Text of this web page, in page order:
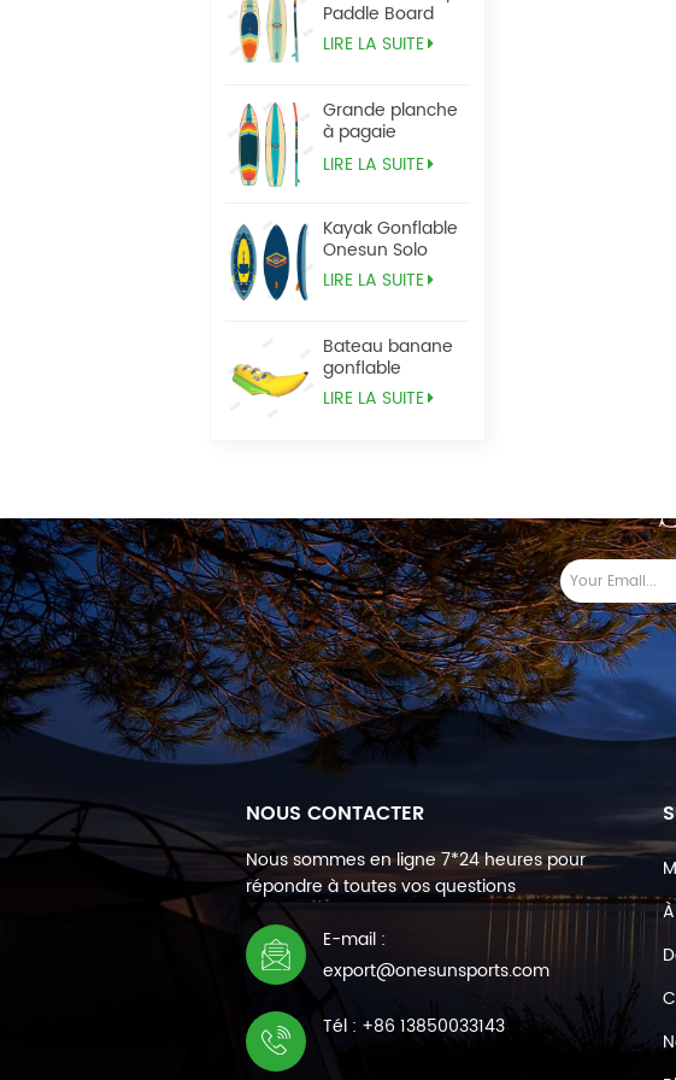
Paddle Board
LIRE LA SUITE
Grande planche
à pagaie
Tandem Sup
LIRE LA SUITE
Kayak Gonflable
Onesun Solo
LIRE LA SUITE
Bateau banane
gonflable
LIRE LA SUITE
NOUS CONTACTER
Nous sommes en ligne 7*24 heures pour
répondre à toutes vos questions
E-mail :
export@onesunsports.com
Tél : +86 13850033143